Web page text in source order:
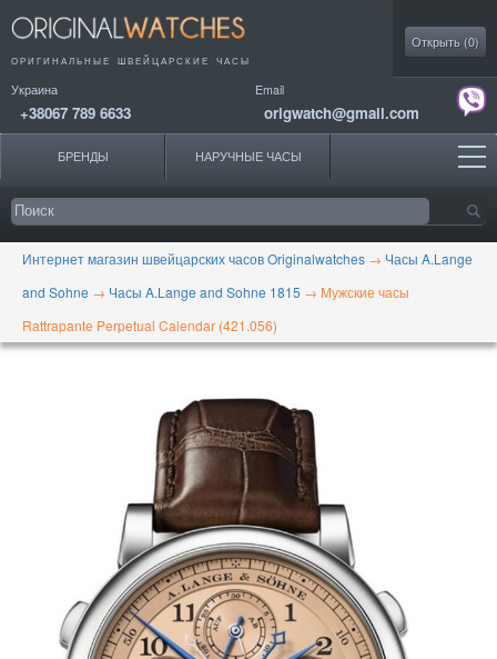
ОРИГИНАЛЬНЫЕ ШВЕЙЦАРСКИЕ ЧАСЫ
Украина
+38067 789 6633
Email
origwatch@gmail.com
Открыть (0)
БРЕНДЫ НАРУЧНЫЕ ЧАСЫ
Интернет магазин швейцарских часов Originalwatches → Часы A.Lange
and Sohne → Часы A.Lange and Sohne 1815 → Мужские часы
Rattrapante Perpetual Calendar (421.056)